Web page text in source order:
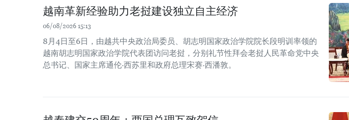
越南革新经验助力老挝建设独立自主经济
06/08/2026 15:13
8月4日至6日，由越共中央政治局委员、胡志明国家政治学院院长段明训率领的
越南胡志明国家政治学院代表团访问老挝，分别礼节性拜会老挝人民革命党中央
总书记、国家主席通伦·西苏里和政府总理宋赛·西潘敦。